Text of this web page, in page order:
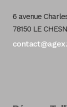
6 avenue
78150 LE